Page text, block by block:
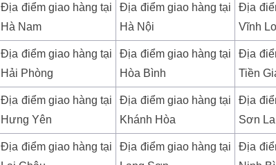
Địa điểm giao hàng tại
Hà Nam
Địa điểm giao hàng tại
Hà Nội
Địa
Vĩnh
Địa điểm giao hàng tại
Hải Phòng
Địa điểm giao hàng tại
Hòa Bình
Địa
Tiền
Địa điểm giao hàng tại
Hưng Yên
Địa điểm giao hàng tại
Khánh Hòa
Địa
Sơn La
Địa điểm giao hàng tại
Địa điểm giao hàng tại
Địa